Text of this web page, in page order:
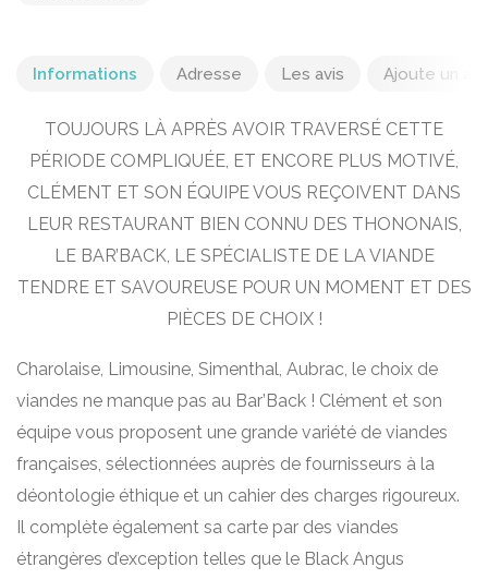
Informations Adresse Les avis Ajoute un
TOUJOURS LÀ APRÈS AVOIR TRAVERSÉ CETTE
PÉRIODE COMPLIQUÉE, ET ENCORE PLUS MOTIVÉ,
CLÉMENT ET SON ÉQUIPE VOUS REÇOIVENT DANS
LEUR RESTAURANT BIEN CONNU DES THONONAIS,
LE BAR’BACK, LE SPÉCIALISTE DE LA VIANDE
TENDRE ET SAVOUREUSE POUR UN MOMENT ET DES
PIÈCES DE CHOIX !
Charolaise, Limousine, Simenthal, Aubrac, le choix de
viandes ne manque pas au Bar’Back ! Clément et son
équipe vous proposent une grande variété de viandes
françaises, sélectionnées auprès de fournisseurs à la
déontologie éthique et un cahier des charges rigoureux.
Il complète également sa carte par des viandes
étrangères d’exception telles que le Black Angus